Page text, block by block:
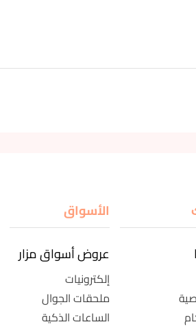
الأسواق
عروض أسواق مزار
إلكترونيات
ملحقات الجوال
الساعات الذكية